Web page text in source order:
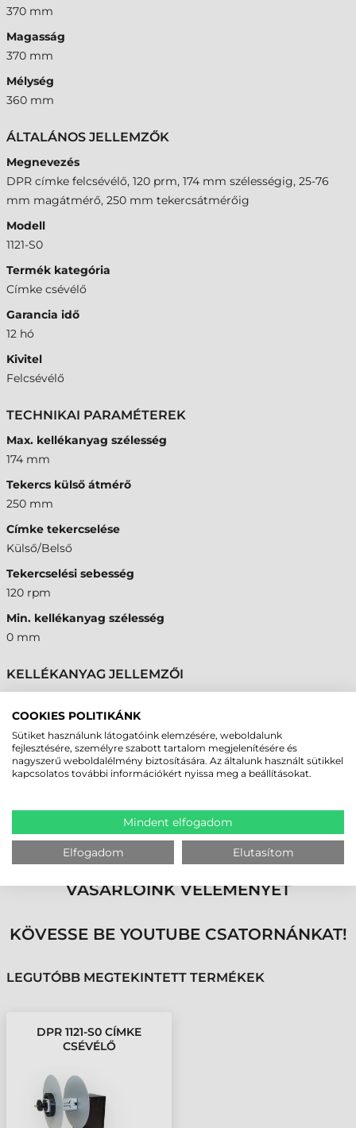
370 mm
Magasság
370 mm
Mélység
360 mm
ÁLTALÁNOS JELLEMZŐK
Megnevezés
DPR címke felcsévélő, 120 prm, 174 mm szélességig, 25-76
mm magátmérő, 250 mm tekercsátmérőig
Modell
1121-S0
Termék kategória
Címke csévélő
Garancia idő
12 hó
Kivitel
Felcsévélő
TECHNIKAI PARAMÉTEREK
Max. kellékanyag szélesség
174 mm
Tekercs külső átmérő
250 mm
Címke tekercselése
Külső/Belső
Tekercselési sebesség
120 rpm
Min. kellékanyag szélesség
0 mm
KELLÉKANYAG JELLEMZŐI
Igen
Tekercs belső átmérő 40 mm
Igen
Igen
MEGBÍZHAT BENNÜNK! ISMERJE MEG
VÁSÁRLÓINK VÉLEMÉNYÉT
KÖVESSE BE YOUTUBE CSATORNÁNKAT!
LEGUTÓBB MEGTEKINTETT TERMÉKEK
DPR 1121-S0 CÍMKE
CSÉVÉLŐ
COOKIES POLITIKÁNK
Sütiket használunk látogatóink elemzésére, weboldalunk
fejlesztésére, személyre szabott tartalom megjelenítésére és
nagyszerű weboldalélmény biztosítására. Az általunk használt sütikkel
kapcsolatos további információkért nyissa meg a beállításokat.
Mindent elfogadom
Elfogadom Elutasítom